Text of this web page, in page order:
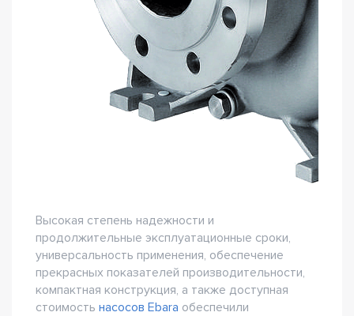
Высокая степень надежности и
продолжительные эксплуатационные сроки,
универсальность применения, обеспечение
прекрасных показателей производительности,
компактная конструкция, а также доступная
стоимость насосов Ebara обеспечили